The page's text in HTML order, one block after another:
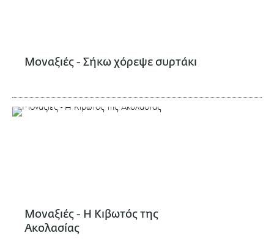
Μοναξιές - Σήκω χόρεψε συρτάκι
Μοναξιές - Η Κιβωτός της
Ακολασίας